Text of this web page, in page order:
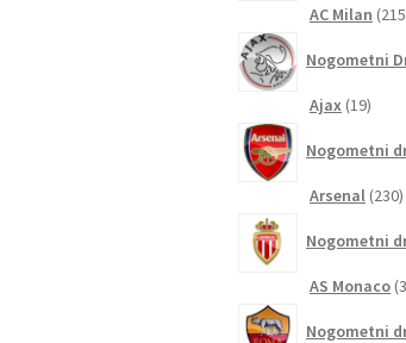
AC Milan 215
Nogometni
Ajax 1919
Nogometni
Arsenal 230
Nogometni
AS Monaco
Nogometni